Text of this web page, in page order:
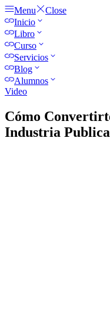
Menu
Close
Inicio
Libro
Curso
Servicios
Blog
Alumnos
Video
Cómo
Industria